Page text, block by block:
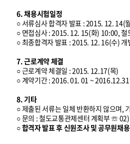
6. 채용시험일정
○ 서류심사 합격자 발표 : 2015. 12. 14(
○ 면접심사 : 2015. 12. 15(화) 10:00, 철
○ 최종합격자 발표 : 2015. 12. 16(수) 개
7. 근로계약 체결
○ 근로계약 체결일 : 2015. 12.17(목)
○ 계약기간 : 2016. 01. 01 ~
8. 기타
○ 제출된 서류는 일체 반환하지 않으며,
○ 문의 : 철도교통관제센터 계획부 ☏
○ 합격자 발표 후 신원조사 및 공무원채